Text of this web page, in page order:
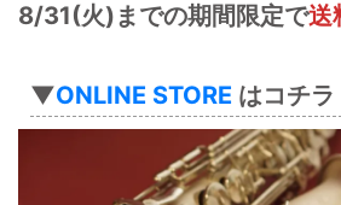
8/31(火)までの期間限定で送
▼ONLINE STORE はコチラ